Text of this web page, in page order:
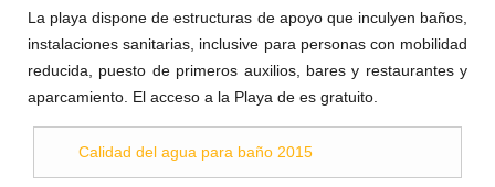
La playa dispone de estructuras de apoyo que inculyen baños,
instalaciones sanitarias, inclusive para personas con mobilidad
reducida, puesto de primeros auxilios, bares y restaurantes y
aparcamiento. El acceso a la Playa de es gratuito.
Calidad del agua para baño 2015